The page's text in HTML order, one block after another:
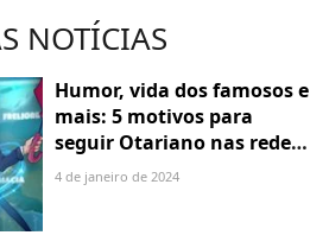
NOTÍCIAS
Humor, vida dos famosos e
mais: 5 motivos para
seguir Otariano nas redes
sociais
4 de janeiro de 2024